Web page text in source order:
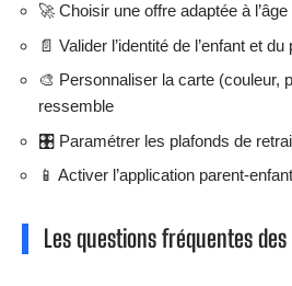
🚀 Choisir une offre adaptée à
📄 Valider l’identité de l’enfant et
🎨 Personnaliser la carte (couleur,
ressemble
🎛️ Paramétrer les plafonds de
📱 Activer l’application parent-
Les questions fréquentes